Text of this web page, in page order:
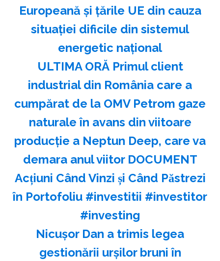
Europeană și țările UE din cauza
situației dificile din sistemul
energetic național
ULTIMA ORĂ Primul client
industrial din România care a
cumpărat de la OMV Petrom gaze
naturale în avans din viitoare
producție a Neptun Deep, care va
demara anul viitor DOCUMENT
Acțiuni Când Vinzi și Când Păstrezi
în Portofoliu #investitii #investitor
#investing
Nicuşor Dan a trimis legea
gestionării urşilor bruni în